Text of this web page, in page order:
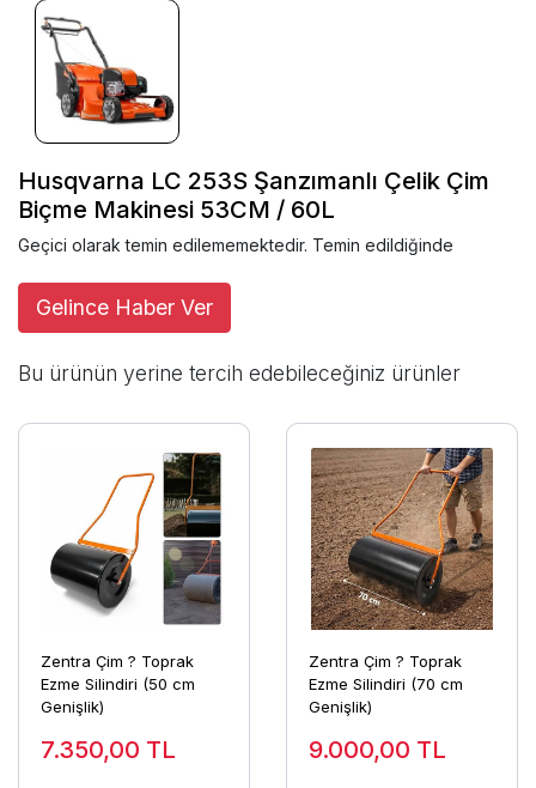
Husqvarna LC 253S Şanzımanlı Çelik Çim
Biçme Makinesi 53CM / 60L
Geçici olarak temin edilememektedir. Temin edildiğinde
Gelince Haber Ver
Bu ürünün yerine tercih edebileceğiniz ürünler
Zentra Çim ? Toprak
Ezme Silindiri (50 cm
Genişlik)
7.350,00 TL
Zentra Çim ? Toprak
Ezme Silindiri (70 cm
Genişlik)
9.000,00 TL